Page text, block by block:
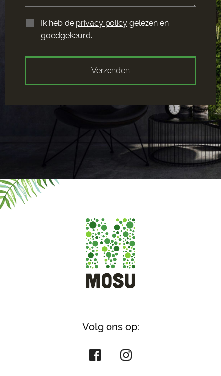
Ik heb de privacy policy gelezen en
goedgekeurd.
Volg ons op: